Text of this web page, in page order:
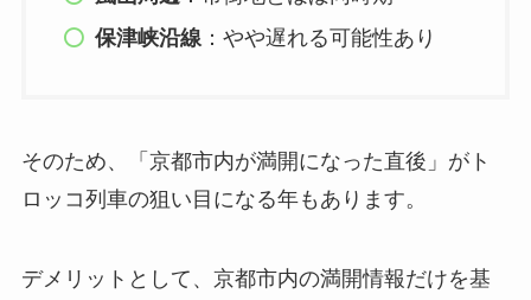
保津峡沿線 ：やや遅れる可能性あり
そのため、「京都市内が満開になった直後」がト
ロッコ列車の狙い目になる年もあります。
デメリットとして、京都市内の満開情報だけを基